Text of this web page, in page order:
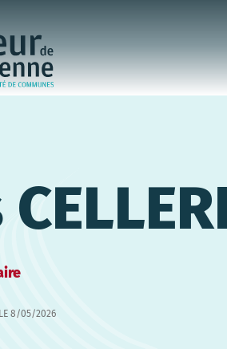
8/05/2026